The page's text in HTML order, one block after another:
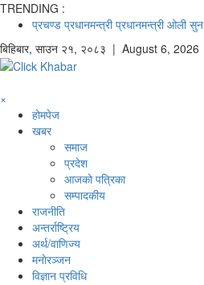
TRENDING :
प्रचण्ड प्रधानमन्त्री प्रधानमन्त्री ओली सुन
बिहिबार, साउन २१, २०८३ | August 6, 2026
×
होमपेज
खबर
समाज
प्रदेश
आजको पत्रिका
सम्पादकीय
राजनीति
अन्तर्राष्ट्रिय
अर्थ/वाणिज्य
मनाेरञ्जन
विज्ञान प्रविधि